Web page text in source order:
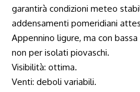
garantirà condizioni meteo
addensamenti pomeridiani
Appennino ligure, ma con
non per isolati piovaschi.
Visibilità: ottima.
Venti: deboli variabili.